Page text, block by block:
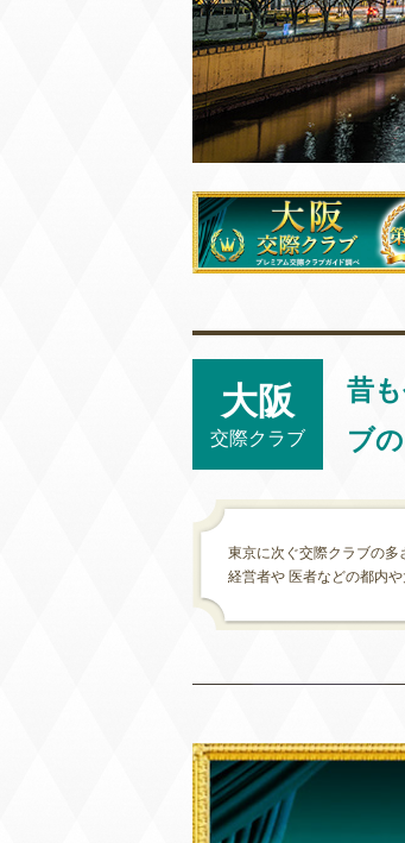
大阪
交際クラブ
昔
ブ
東京に次ぐ交際クラブの多
経営者や 医者などの都内